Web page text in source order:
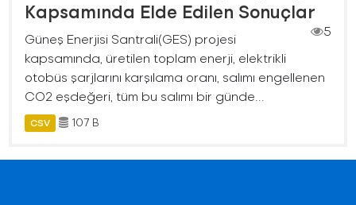
Kapsamında Elde Edilen Sonuçlar
5
Güneş Enerjisi Santrali(GES) projesi
kapsamında, üretilen toplam enerji, elektrikli
otobüs şarjlarını karşılama oranı, salımı engellenen
CO2 eşdeğeri, tüm bu salımı bir günde...
CSV 107 B